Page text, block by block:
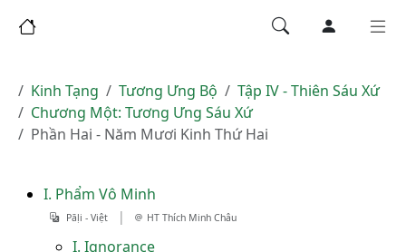
Kinh Tạng Tương Ưng Bộ
Tập IV - Thiên Sáu Xứ
Chương Một: Tương Ưng Sáu Xứ
Phần Hai - Năm Mươi Kinh Thứ Hai
I. Phẩm Vô Minh
Pāḷi - Việt | HT Thích Minh Châu
I. Ignorance